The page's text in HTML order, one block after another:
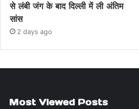
से लंबी जंग के बाद दिल्ली में ली अंतिम
सांस
2 days ago
Most Viewed Posts